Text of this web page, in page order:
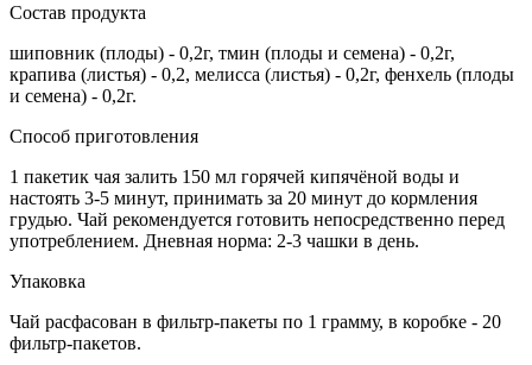
Состав продукта
шиповник (плоды) - 0,2г, тмин (плоды и семена) - 0,2г,
крапива (листья) - 0,2, мелисса (листья) - 0,2г, фенхель (плоды
и семена) - 0,2г.
Способ приготовления
1 пакетик чая залить 150 мл горячей кипячёной воды и
настоять 3-5 минут, принимать за 20 минут до кормления
грудью. Чай рекомендуется готовить непосредственно перед
употреблением. Дневная норма: 2-3 чашки в день.
Упаковка
Чай расфасован в фильтр-пакеты по 1 грамму, в коробке - 20
фильтр-пакетов.